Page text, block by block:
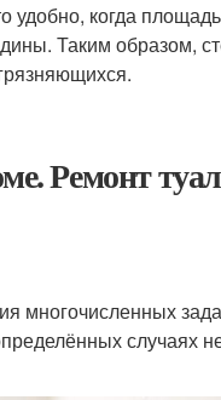
удобно, когда
Таким образом,
Ремонт
многочисленных
случаях